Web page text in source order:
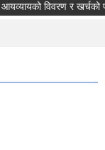
विवरण र खर्चको